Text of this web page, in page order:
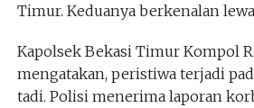
Timur. Keduanya berkenalan
Kapolsek Bekasi Timur Kompol
mengatakan, peristiwa terjadi
tadi. Polisi menerima laporan